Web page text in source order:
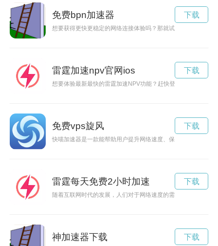
免费bpn加速器
想要获得更快更稳定的网络连接体验吗？那就试试pn加速器吧
下载
雷霆加速npv官网ios
想要体验最新最快的雷霆加速NPV功能？赶快登录官网下载iOS
下载
免费vps旋风
快喵加速器是一款能帮助用户提升网络速度、保护隐私的工具
下载
雷霆每天免费2小时加速
随着互联网时代的发展，人们对于网络速度的需求也越来越高
下载
神加速器下载 下载